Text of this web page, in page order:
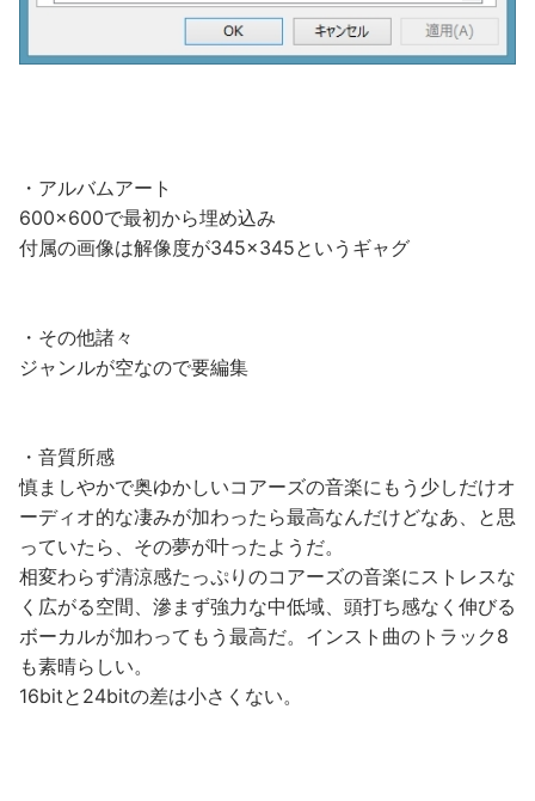
・アルバムアート
600×600で最初から埋め込み
付属の画像は解像度が345×345というギャグ
・その他諸々
ジャンルが空なので要編集
・音質所感
慎ましやかで奥ゆかしいコアーズの音楽にもう少しだけオ
ーディオ的な凄みが加わったら最高なんだけどなあ、と思
っていたら、その夢が叶ったようだ。
相変わらず清涼感たっぷりのコアーズの音楽にストレスな
く広がる空間、滲まず強力な中低域、頭打ち感なく伸びる
ボーカルが加わってもう最高だ。インスト曲のトラック8
も素晴らしい。
16bitと24bitの差は小さくない。